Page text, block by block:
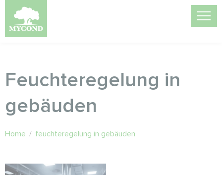
Feuchteregelung in
gebäuden
Home / feuchteregelung in gebäuden